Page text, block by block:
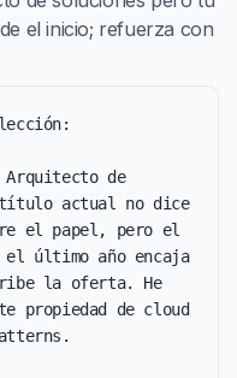
el inicio; refuerza con
Arquitecto de
título actual no dice
el papel, pero el
el último año encaja
la oferta. He
propiedad de cloud